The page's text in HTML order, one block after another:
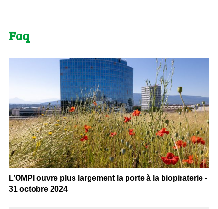
Faq
L’OMPI ouvre plus largement la porte à la biopiraterie -
31 octobre 2024